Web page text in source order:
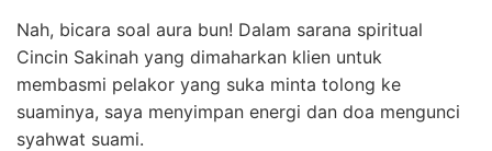
Nah, bicara soal aura bun! Dalam sarana spiritual
Cincin Sakinah yang dimaharkan klien untuk
membasmi pelakor yang suka minta tolong ke
suaminya, saya menyimpan energi dan doa mengunci
syahwat suami.